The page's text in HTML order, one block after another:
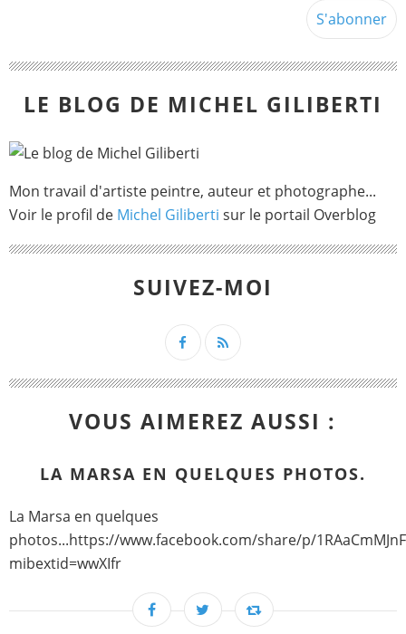
LE BLOG DE MICHEL GILIBERTI
Mon travail d'artiste peintre, auteur et photographe...
Voir le profil de Michel Giliberti sur le portail Overblog
SUIVEZ-MOI
VOUS AIMEREZ AUSSI :
LA MARSA EN QUELQUES PHOTOS.
La Marsa en quelques
photos...https://www.facebook.com/share/p/
mibextid=wwXIfr